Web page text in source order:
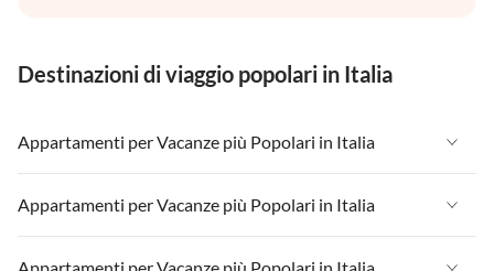
Destinazioni di viaggio popolari in Italia
Appartamenti per Vacanze più Popolari in Italia
Appartamenti per Vacanze in Italia
Appartamenti per Vacanze in Liguria
Appartamenti per Vacanze più Popolari in Italia
Appartamenti per Vacanze in Italia